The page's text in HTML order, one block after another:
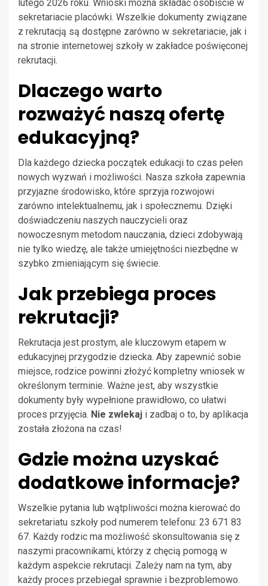
lutego 2026 roku. Wnioski można składać osobiście w
sekretariacie placówki. Wszelkie dokumenty związane
z rekrutacją są dostępne zarówno w sekretariacie, jak i
na stronie internetowej szkoły w zakładce poświęconej
rekrutacji.
Dlaczego warto
rozważyć naszą ofertę
edukacyjną?
Dla każdego dziecka początek edukacji to czas pełen
nowych wyzwań i możliwości. Nasza szkoła zapewnia
przyjazne środowisko, które sprzyja rozwojowi
zarówno intelektualnemu, jak i społecznemu. Dzięki
doświadczeniu naszych nauczycieli oraz
nowoczesnym metodom nauczania, dzieci zdobywają
nie tylko wiedzę, ale także umiejętności niezbędne w
szybko zmieniającym się świecie.
Jak przebiega proces
rekrutacji?
Rekrutacja jest prostym, ale kluczowym etapem w
edukacyjnej przygodzie dziecka. Aby zapewnić sobie
miejsce, rodzice powinni złożyć kompletny wniosek w
określonym terminie. Ważne jest, aby wszystkie
dokumenty były wypełnione prawidłowo, co ułatwi
proces przyjęcia. Nie zwlekaj i zadbaj o to, by aplikacja
została złożona na czas!
Gdzie można uzyskać
dodatkowe informacje?
Wszelkie pytania lub wątpliwości można kierować do
sekretariatu szkoły pod numerem telefonu: 23 671 83
67. Każdy rodzic ma możliwość skonsultowania się z
naszymi pracownikami, którzy z chęcią pomogą w
każdym aspekcie rekrutacji. Zależy nam na tym, aby
każdy proces przebiegał sprawnie i bezproblemowo.